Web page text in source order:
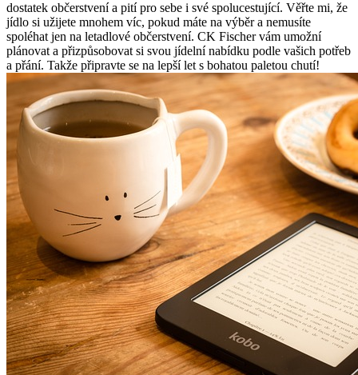
dostatek občerstvení a pití pro sebe i své spolucestující. Věřte mi, že
jídlo si užijete mnohem víc, pokud máte na výběr a nemusíte
spoléhat jen na letadlové občerstvení. CK Fischer vám umožní
plánovat a přizpůsobovat si svou jídelní nabídku podle vašich potřeb
a přání. Takže připravte se na lepší let s bohatou paletou chutí!